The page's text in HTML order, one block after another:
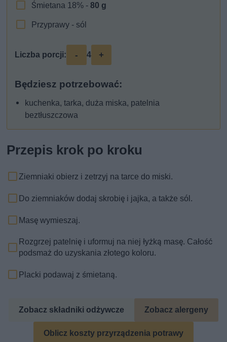
Śmietana 18% -80 g
Przyprawy - sól
Liczba porcji: - 4 +
Będziesz potrzebować:
kuchenka, tarka, duża miska, patelnia
beztłuszczowa
Przepis krok po kroku
Ziemniaki obierz i zetrzyj na tarce do miski.
Do ziemniaków dodaj skrobię i jajka, a także sól.
Masę wymieszaj.
Rozgrzej patelnię i uformuj na niej łyżką masę. Całość
podsmaż do uzyskania złotego koloru.
Placki podawaj z śmietaną.
Zobacz składniki odżywcze Zobacz alergeny
Oblicz koszty przyrządzenia potrawy